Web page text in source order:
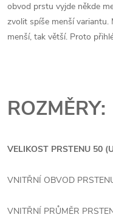
obvod prstu vyjde někde
zvolit spíše menší variantu.
menší, tak větší. Proto
ROZMĚRY:
VELIKOST PRSTENU 50
VNITŘNÍ OBVOD
VNITŘNÍ PRŮMĚR